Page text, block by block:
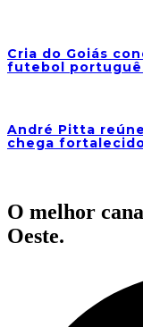
Cria do Goiás
futebol
André Pitta
chega
O melhor
Oeste.